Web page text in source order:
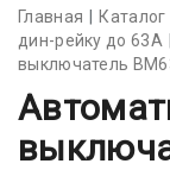
Главная Каталог
дин-рейку до 63А
выключатель